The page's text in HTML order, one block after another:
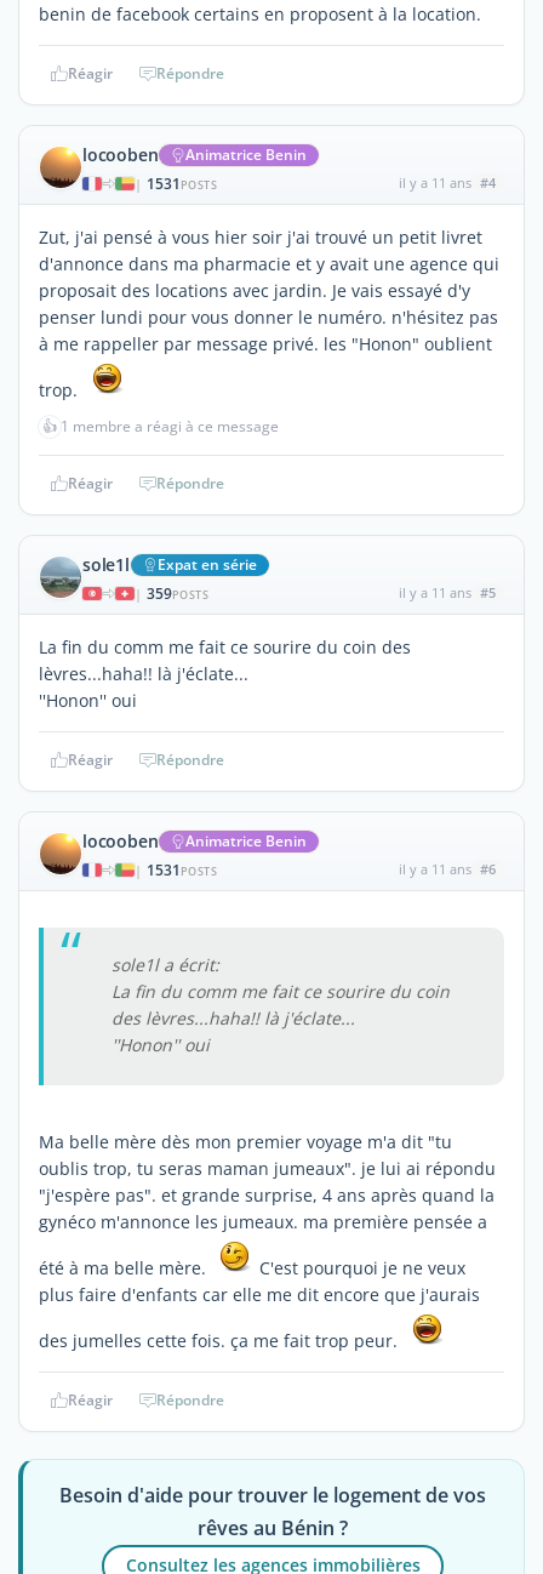
benin de facebook certains en proposent à la location.
Réagir Répondre
locooben Animatrice Benin
| 1531 POSTS il y a 11 ans #4
Zut, j'ai pensé à vous hier soir j'ai trouvé un petit livret
d'annonce dans ma pharmacie et y avait une agence qui
proposait des locations avec jardin. Je vais essayé d'y
penser lundi pour vous donner le numéro. n'hésitez pas
à me rappeller par message privé. les "Honon" oublient
trop.
👍 1 membre a réagi à ce message
Réagir Répondre
sole1l Expat en série
| 359POSTS il y a 11 ans #5
La fin du comm me fait ce sourire du coin des
lèvres...haha!! là j'éclate...
''Honon'' oui
Réagir Répondre
locooben Animatrice Benin
| 1531 POSTS il y a 11 ans #6
sole1l a écrit:
La fin du comm me fait ce sourire du coin
des lèvres...haha!! là j'éclate...
''Honon'' oui
Ma belle mère dès mon premier voyage m'a dit "tu
oublis trop, tu seras maman jumeaux". je lui ai répondu
"j'espère pas". et grande surprise, 4 ans après quand la
gynéco m'annonce les jumeaux. ma première pensée a
été à ma belle mère.
C'est pourquoi je ne veux
plus faire d'enfants car elle me dit encore que j'aurais
des jumelles cette fois. ça me fait trop peur.
Réagir Répondre
Besoin d'aide pour trouver le logement de vos
rêves au Bénin ?
Consultez les agences immobilières